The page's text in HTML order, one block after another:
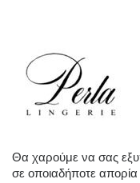
Θα χαρούμε να σας
σε οποιαδήποτε